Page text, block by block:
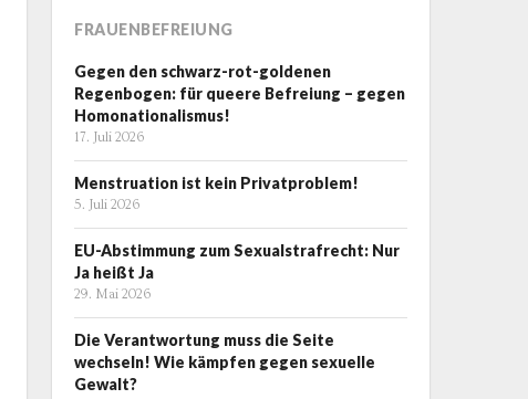
FRAUENBEFREIUNG
Gegen den schwarz-rot-goldenen
Regenbogen: für queere Befreiung – gegen
Homonationalismus!
17. Juli 2026
Menstruation ist kein Privatproblem!
5. Juli 2026
EU-Abstimmung zum Sexualstrafrecht: Nur
Ja heißt Ja
29. Mai 2026
Die Verantwortung muss die Seite
wechseln! Wie kämpfen gegen sexuelle
Gewalt?